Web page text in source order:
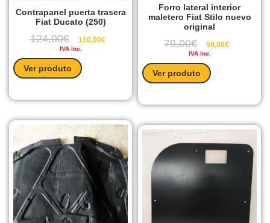
Contrapanel puerta trasera
Fiat Ducato (250)
124,00€ 110,00€
IVA Inc.
Ver produto
Forro lateral interior
maletero Fiat Stilo nuevo
original
79,00€ 59,00€
IVA Inc.
Ver produto